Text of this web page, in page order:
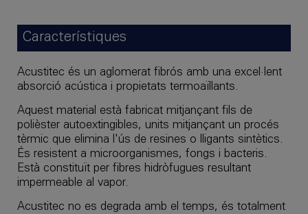
Característiques
Acustitec és un aglomerat fibrós amb una excel·lent
absorció acústica i propietats termoaïllants.
Aquest material està fabricat mitjançant fils de
polièster autoextingibles, units mitjançant un procés
tèrmic que elimina l'ús de resines o lligants sintètics.
És resistent a microorganismes, fongs i bacteris.
Està constituït per fibres hidròfugues resultant
impermeable al vapor.
Acustitec no es degrada amb el temps, és totalment